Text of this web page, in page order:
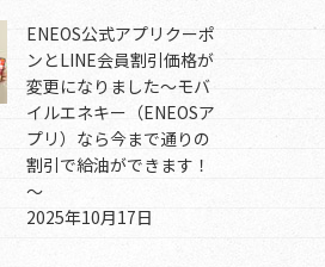
ENEOS公式アプリクーポ
ンとLINE会員割引価格が
変更になりました～モバ
イルエネキー（ENEOSア
プリ）なら今まで通りの
割引で給油ができます！
～
2025年10月17日